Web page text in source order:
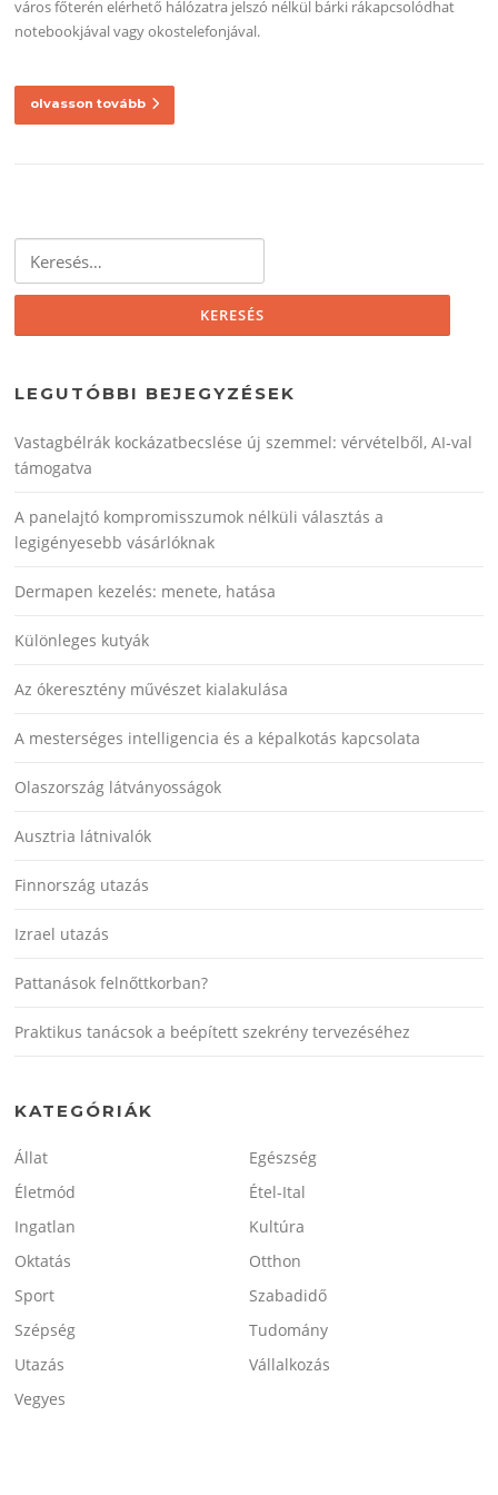
város főterén elérhető hálózatra jelszó nélkül bárki rákapcsolódhat
notebookjával vagy okostelefonjával.
olvasson tovább
LEGUTÓBBI BEJEGYZÉSEK
Vastagbélrák kockázatbecslése új szemmel: vérvételből, AI‑val
támogatva
A panelajtó kompromisszumok nélküli választás a
legigényesebb vásárlóknak
Dermapen kezelés: menete, hatása
Különleges kutyák
Az ókeresztény művészet kialakulása
A mesterséges intelligencia és a képalkotás kapcsolata
Olaszország látványosságok
Ausztria látnivalók
Finnország utazás
Izrael utazás
Pattanások felnőttkorban?
Praktikus tanácsok a beépített szekrény tervezéséhez
KATEGÓRIÁK
Állat
Egészség
Életmód
Étel-Ital
Ingatlan
Kultúra
Oktatás
Otthon
Sport
Szabadidő
Szépség
Tudomány
Utazás
Vállalkozás
Vegyes